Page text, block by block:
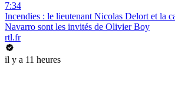
7:34
Incendies : le lieutenant Nicolas Delort et la
Navarro sont les invités de Olivier Boy
rtl.fr
il y a 11 heures